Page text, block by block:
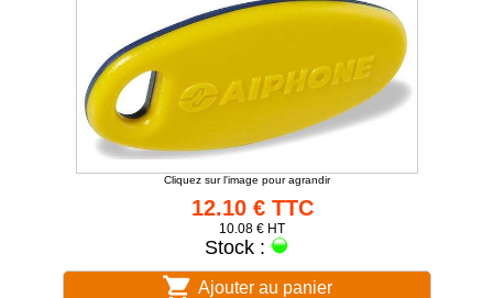
Cliquez sur l'image pour agrandir
12.10 € TTC
10.08 € HT
Stock :
Ajouter au panier